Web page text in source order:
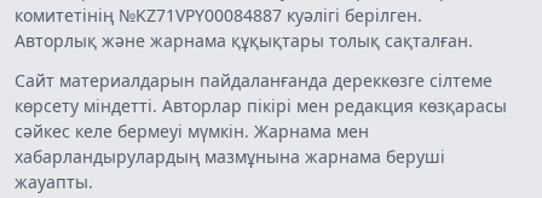
комитетінің №KZ71VPY00084887 куәлігі берілген.
Авторлық және жарнама құқықтары толық сақталған.
Сайт материалдарын пайдаланғанда дереккөзге сілтеме
көрсету міндетті. Авторлар пікірі мен редакция көзқарасы
сәйкес келе бермеуі мүмкін. Жарнама мен
хабарландырулардың мазмұнына жарнама беруші
жауапты.